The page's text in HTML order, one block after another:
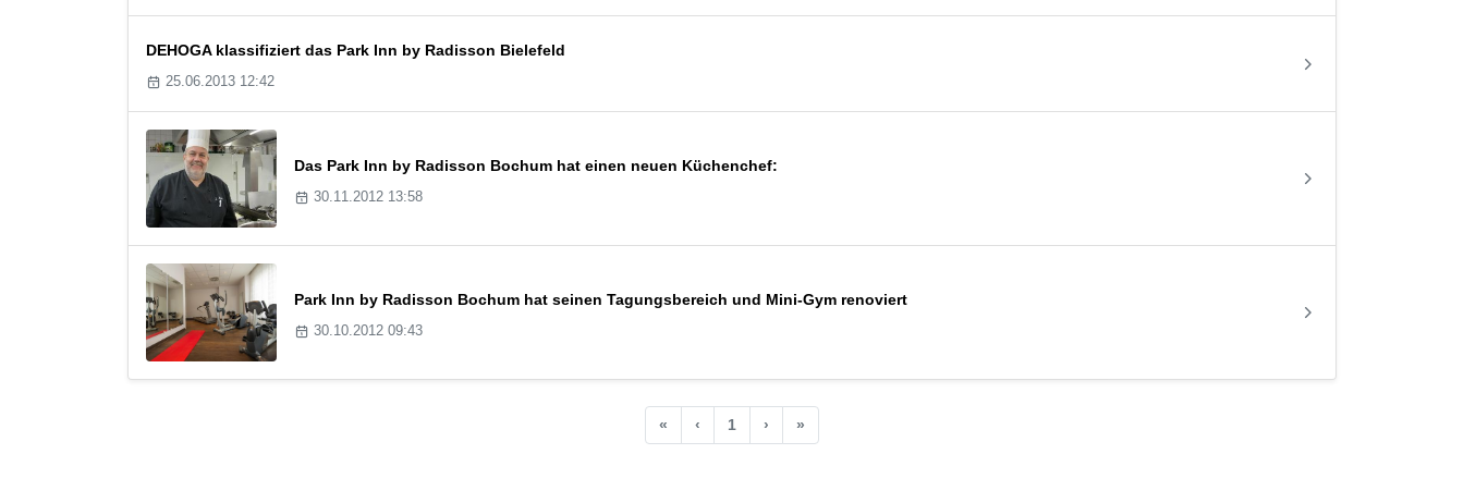
DEHOGA klassifiziert das Park Inn by Radisson Bielefeld
25.06.2013 12:42
Das Park Inn by Radisson Bochum hat einen neuen Küchenchef:
30.11.2012 13:58
Park Inn by Radisson Bochum hat seinen Tagungsbereich und Mini-Gym renoviert
30.10.2012 09:43
« ‹ 1 › »